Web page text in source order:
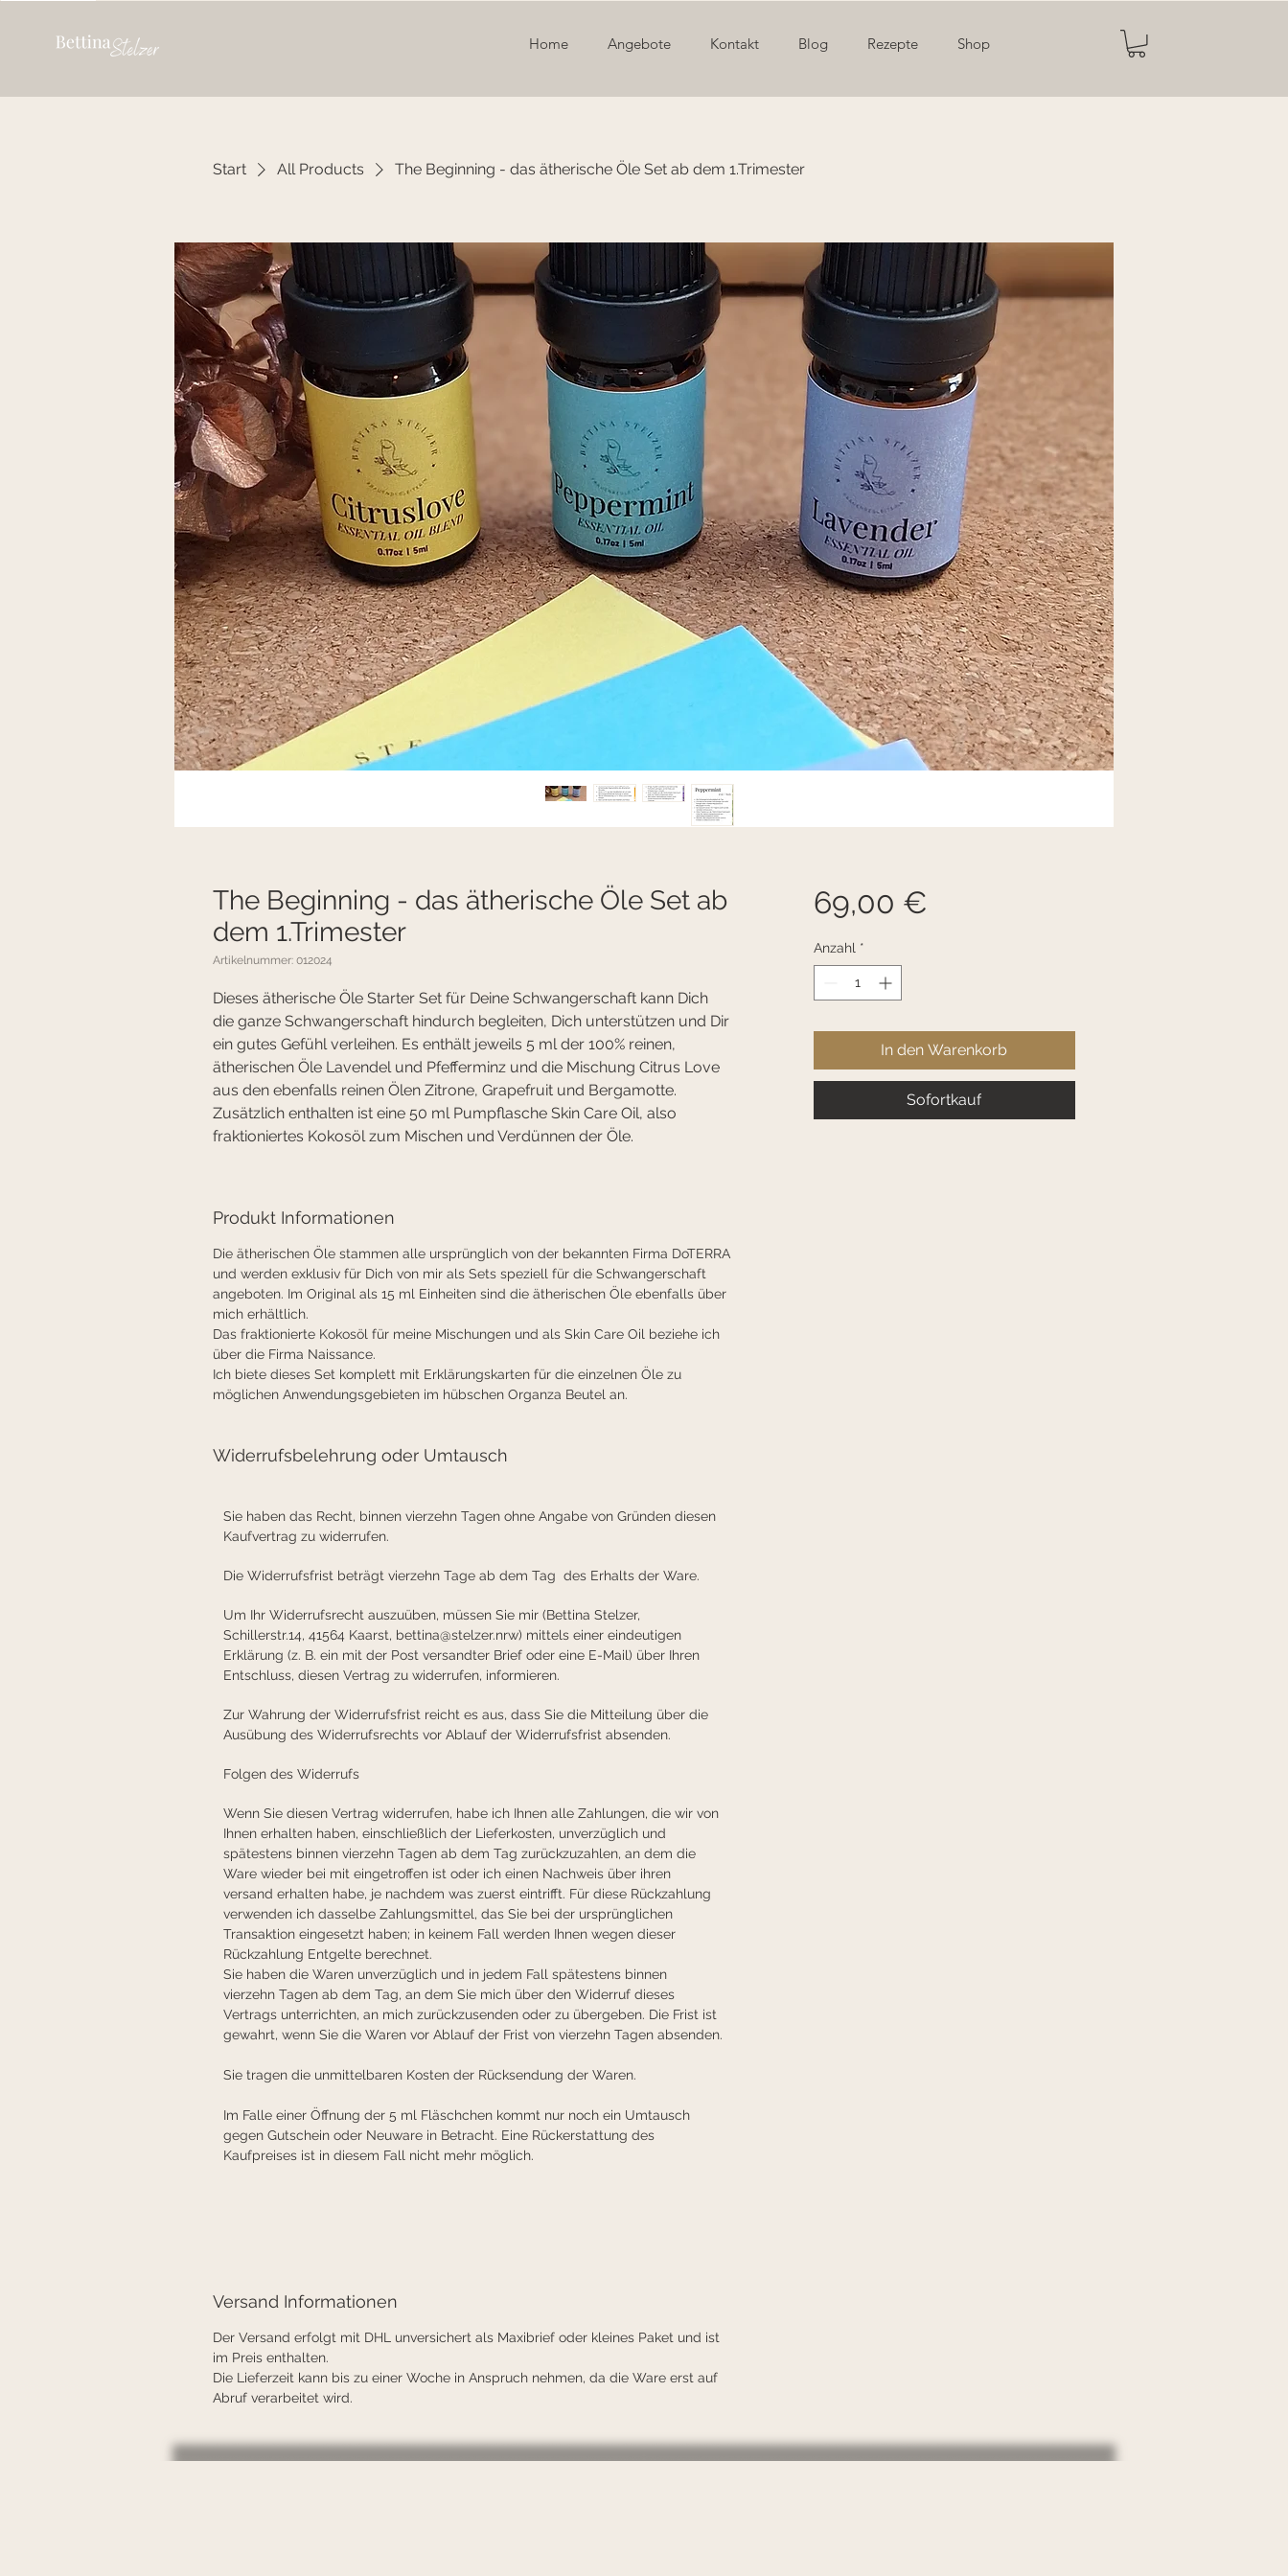
Home Angebote Kontakt Blog Rezepte Shop
Start All Products The Beginning - das ätherische Öle Set ab dem 1.Trimester
The Beginning - das ätherische Öle Set ab
dem 1.Trimester
Artikelnummer: 012024
Dieses ätherische Öle Starter Set für Deine Schwangerschaft kann Dich
die ganze Schwangerschaft hindurch begleiten, Dich unterstützen und Dir
ein gutes Gefühl verleihen. Es enthält jeweils 5 ml der 100% reinen,
ätherischen Öle Lavendel und Pfefferminz und die Mischung Citrus Love
aus den ebenfalls reinen Ölen Zitrone, Grapefruit und Bergamotte.
Zusätzlich enthalten ist eine 50 ml Pumpflasche Skin Care Oil, also
fraktioniertes Kokosöl zum Mischen und Verdünnen der Öle.
Produkt Informationen
Die ätherischen Öle stammen alle ursprünglich von der bekannten Firma DoTERRA
und werden exklusiv für Dich von mir als Sets speziell für die Schwangerschaft
angeboten. Im Original als 15 ml Einheiten sind die ätherischen Öle ebenfalls über
mich erhältlich.
Das fraktionierte Kokosöl für meine Mischungen und als Skin Care Oil beziehe ich
über die Firma Naissance.
Ich biete dieses Set komplett mit Erklärungskarten für die einzelnen Öle zu
möglichen Anwendungsgebieten im hübschen Organza Beutel an.
Widerrufsbelehrung oder Umtausch
Sie haben das Recht, binnen vierzehn Tagen ohne Angabe von Gründen diesen
Kaufvertrag zu widerrufen.
Die Widerrufsfrist beträgt vierzehn Tage ab dem Tag  des Erhalts der Ware.
Um Ihr Widerrufsrecht auszuüben, müssen Sie mir (Bettina Stelzer,
Schillerstr.14, 41564 Kaarst, bettina@stelzer.nrw) mittels einer eindeutigen
Erklärung (z. B. ein mit der Post versandter Brief oder eine E-Mail) über Ihren
Entschluss, diesen Vertrag zu widerrufen, informieren.
Zur Wahrung der Widerrufsfrist reicht es aus, dass Sie die Mitteilung über die
Ausübung des Widerrufsrechts vor Ablauf der Widerrufsfrist absenden.
Folgen des Widerrufs
Wenn Sie diesen Vertrag widerrufen, habe ich Ihnen alle Zahlungen, die wir von
Ihnen erhalten haben, einschließlich der Lieferkosten, unverzüglich und
spätestens binnen vierzehn Tagen ab dem Tag zurückzuzahlen, an dem die
Ware wieder bei mit eingetroffen ist oder ich einen Nachweis über ihren
versand erhalten habe, je nachdem was zuerst eintrifft. Für diese Rückzahlung
verwenden ich dasselbe Zahlungsmittel, das Sie bei der ursprünglichen
Transaktion eingesetzt haben; in keinem Fall werden Ihnen wegen dieser
Rückzahlung Entgelte berechnet.
Sie haben die Waren unverzüglich und in jedem Fall spätestens binnen
vierzehn Tagen ab dem Tag, an dem Sie mich über den Widerruf dieses
Vertrags unterrichten, an mich zurückzusenden oder zu übergeben. Die Frist ist
gewahrt, wenn Sie die Waren vor Ablauf der Frist von vierzehn Tagen absenden.
Sie tragen die unmittelbaren Kosten der Rücksendung der Waren.
Im Falle einer Öffnung der 5 ml Fläschchen kommt nur noch ein Umtausch
gegen Gutschein oder Neuware in Betracht. Eine Rückerstattung des
Kaufpreises ist in diesem Fall nicht mehr möglich.
Versand Informationen
Der Versand erfolgt mit DHL unversichert als Maxibrief oder kleines Paket und ist
im Preis enthalten.
Die Lieferzeit kann bis zu einer Woche in Anspruch nehmen, da die Ware erst auf
Abruf verarbeitet wird.
69,00 €
Anzahl *
In den Warenkorb
Sofortkauf